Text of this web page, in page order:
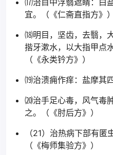
⒄治目中浮翳遮睛：白
宜。（《仁斋直指方》）
⒅明目，坚齿，去翳，
揩牙漱水，以大指甲点
（《永类钤方》）
⒆治溃痈作痒：盐摩其
⒇治手足心毒，风气毒
之。（《肘后方》）
（21）治热病下部有匿
（《梅师集验方》）